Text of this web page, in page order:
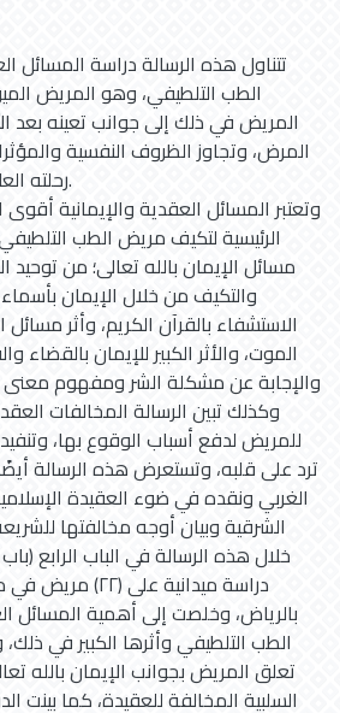
تتناول هذه الرسالة دراسة المسائل
الطب التلطيفي، وهو المريض
المريض في ذلك إلى جوانب تعينه بعد
المرض، وتجاوز الظروف النفسية
رحلته
وتعتبر المسائل العقدية والإيمانية
الرئيسية لتكيف مريض الطب
مسائل الإيمان بالله تعالى؛ من توحيد
والتكيف من خلال الإيمان
الاستشفاء بالقرآن الكريم، وأثر
الموت، والأثر الكبير للإيمان بالقضاء
والإجابة عن مشكلة الشر ومفهوم معنى
وكذلك تبين الرسالة المخالفات
للمريض لدفع أسباب الوقوع بها،
ترد على قلبه، وتستعرض هذه الرسالة
الغربي ونقده في ضوء العقيدة
الشرقية وبيان أوجه مخالفتها
خلال هذه الرسالة في الباب الرابع (باب
دراسة ميدانية
بالرياض، وخلصت إلى أهمية
الطب التلطيفي وأثرها الكبير في
تعلق المريض بجوانب الإيمان بالله
السلبية المخالفة للعقيدة، كما بينت